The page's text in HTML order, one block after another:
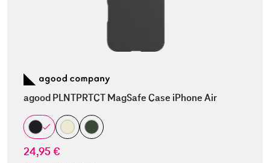
agood PLNTPRTCT MagSafe Case iPhone Air
24,95 €